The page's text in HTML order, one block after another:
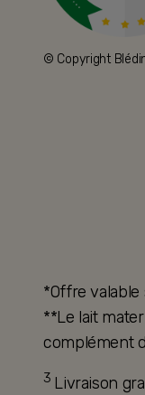
© Copyright
*Offre
**Le lait
complément
3 Livraison